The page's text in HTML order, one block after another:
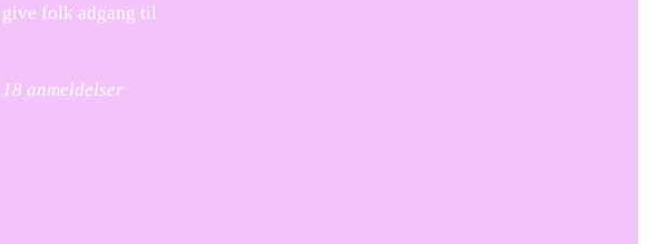
folk adgang til
18 anmeldelser